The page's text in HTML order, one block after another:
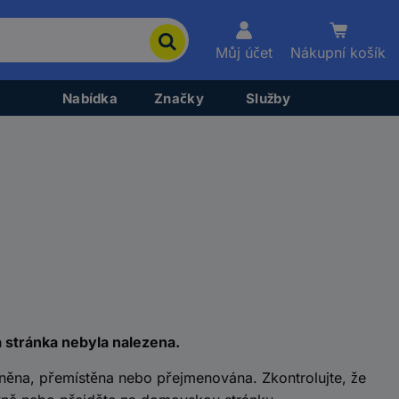
Můj účet Nákupní košík
Nabídka Značky Služby
stránka nebyla nalezena.
přemístěna nebo přejmenována. Zkontrolujte, že